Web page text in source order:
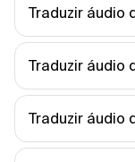
Traduzir áudio
Traduzir áudio
Traduzir áudio